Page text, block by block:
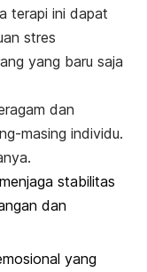
terapi ini dapat
stres
yang baru saja
dan
masing individu.
stabilitas
dan
yang